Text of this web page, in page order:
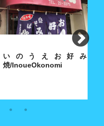
いのうえお好み
焼/InoueOkonomi
お好み焼きに標語を掛けると、